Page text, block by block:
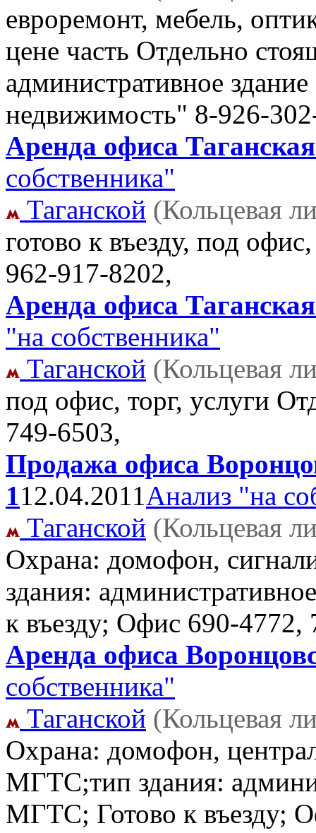
евроремонт, мебель,
цене часть Отдельно
административное здание
недвижимость" 8-926-
Аренда офиса
собственника"
Таганской (Кольцевая
готово к въезду, под
962-917-8202,
Аренда офиса
"на собственника"
Таганской (Кольцевая
под офис, торг, услуги
749-6503,
Продажа офиса
112.04.2011Анализ "на
Таганской (Кольцевая
Охрана: домофон,
здания:
к въезду; Офис 690-4772,
Аренда офиса
собственника"
Таганской (Кольцевая
Охрана: домофон,
МГТС;тип здания:
МГТС; Готово к въезду;